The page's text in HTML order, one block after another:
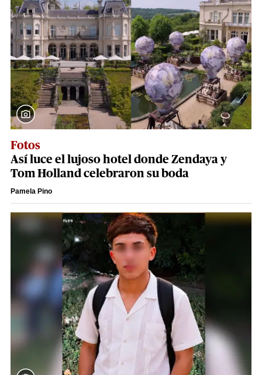
Fotos
Así luce el lujoso hotel donde Zendaya y
Tom Holland celebraron su boda
Pamela Pino